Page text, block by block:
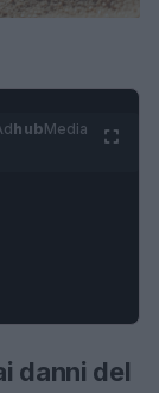
hubMedia
danni del